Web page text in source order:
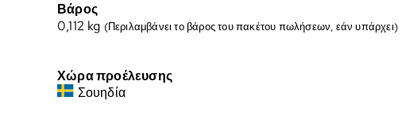
Βάρος
0,112 kg (Περιλαμβάνει το βάρος του πακέτου πωλήσεων, εάν υπάρχει)
Χώρα προέλευσης
Σουηδία